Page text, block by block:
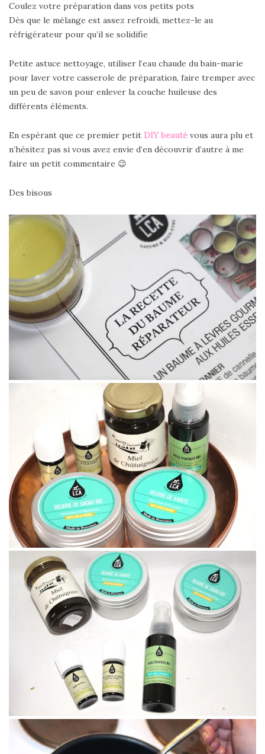
Coulez votre préparation dans vos petits pots
Dès que le mélange est assez refroidi, mettez-le au
réfrigérateur pour qu’il se solidifie
Petite astuce nettoyage, utiliser l’eau chaude du bain-marie
pour laver votre casserole de préparation, faire tremper avec
un peu de savon pour enlever la couche huileuse des
différents éléments.
En espérant que ce premier petit DIY beauté vous aura plu et
n’hésitez pas si vous avez envie d’en découvrir d’autre à me
faire un petit commentaire 😉
Des bisous